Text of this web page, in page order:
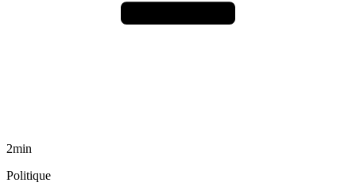
2min
Politique